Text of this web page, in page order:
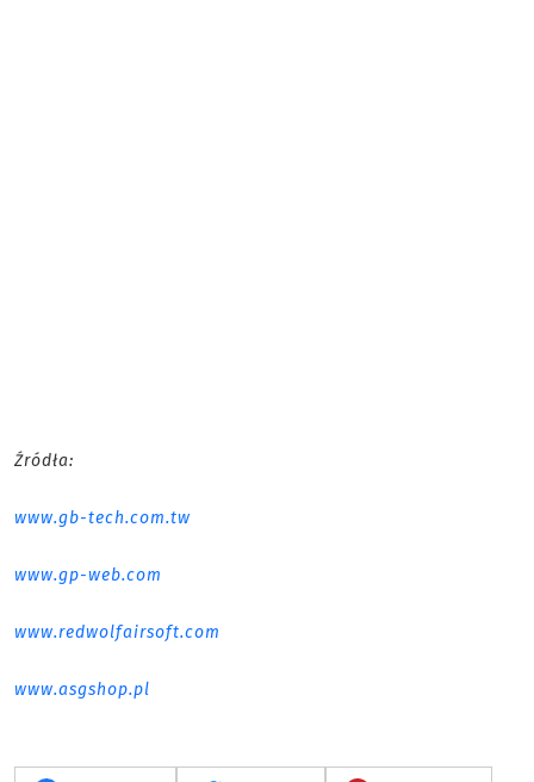
Źródła:
www.gb-tech.com.tw
www.gp-web.com
www.redwolfairsoft.com
www.asgshop.pl